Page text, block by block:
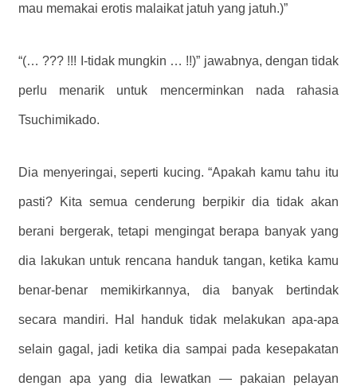
mau memakai erotis malaikat jatuh yang jatuh.)”
“(… ??? !!! I-tidak mungkin … !!)” jawabnya, dengan tidak
perlu menarik untuk mencerminkan nada rahasia
Tsuchimikado.
Dia menyeringai, seperti kucing. “Apakah kamu tahu itu
pasti? Kita semua cenderung berpikir dia tidak akan
berani bergerak, tetapi mengingat berapa banyak yang
dia lakukan untuk rencana handuk tangan, ketika kamu
benar-benar memikirkannya, dia banyak bertindak
secara mandiri. Hal handuk tidak melakukan apa-apa
selain gagal, jadi ketika dia sampai pada kesepakatan
dengan apa yang dia lewatkan — pakaian pelayan